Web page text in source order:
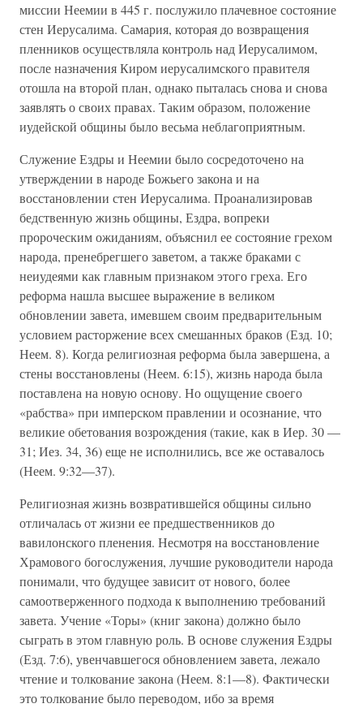
миссии Неемии в 445 г. послужило плачевное состояние
стен Иерусалима. Самария, которая до возвращения
пленников осуществляла контроль над Иерусалимом,
после назначения Киром иерусалимского правителя
отошла на второй план, однако пыталась снова и снова
заявлять о своих правах. Таким образом, положение
иудейской общины было весьма неблагоприятным.
Служение Ездры и Неемии было сосредоточено на
утверждении в народе Божьего закона и на
восстановлении стен Иерусалима. Проанализировав
бедственную жизнь общины, Ездра, вопреки
пророческим ожиданиям, объяснил ее состояние грехом
народа, пренебрегшего заветом, а также браками с
неиудеями как главным признаком этого греха. Его
реформа нашла высшее выражение в великом
обновлении завета, имевшем своим предварительным
условием расторжение всех смешанных браков (Езд. 10;
Неем. 8). Когда религиозная реформа была завершена, а
стены восстановлены (Неем. 6:15), жизнь народа была
поставлена на новую основу. Но ощущение своего
«рабства» при имперском правлении и осознание, что
великие обетования возрождения (такие, как в Иер. 30 —
31; Иез. 34, 36) еще не исполнились, все же оставалось
(Неем. 9:32—37).
Религиозная жизнь возвратившейся общины сильно
отличалась от жизни ее предшественников до
вавилонского пленения. Несмотря на восстановление
Храмового богослужения, лучшие руководители народа
понимали, что будущее зависит от нового, более
самоотверженного подхода к выполнению требований
завета. Учение «Торы» (книг закона) должно было
сыграть в этом главную роль. В основе служения Ездры
(Езд. 7:6), увенчавшегося обновлением завета, лежало
чтение и толкование закона (Неем. 8:1—8). Фактически
это толкование было переводом, ибо за время